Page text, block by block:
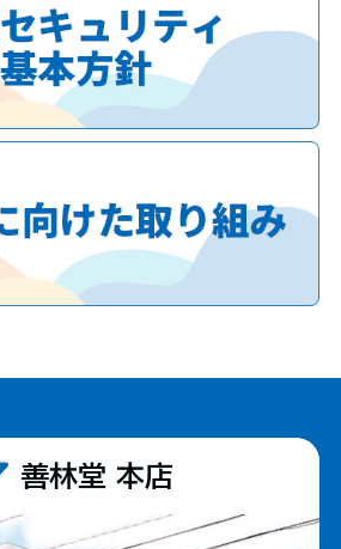
て、Cookieその他これに類する技術を使
ウザの設定によりCookieの受け取りを拒否
その場合、当ウェブサイトの一部機能がご
あります。
外部サイトへのリンクまたは外部サービス
す。リンク先その他第三者が運営するサー
の取扱いについては、当社は責任を負いか
定める方針等をご確認ください。
に関して適用される法令、ガイドラインそ
窓口）
るお問い合わせは、下記窓口までご連絡
善林堂 本店